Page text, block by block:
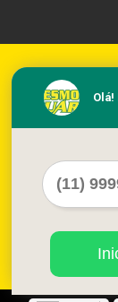
CONTATO
Olá!